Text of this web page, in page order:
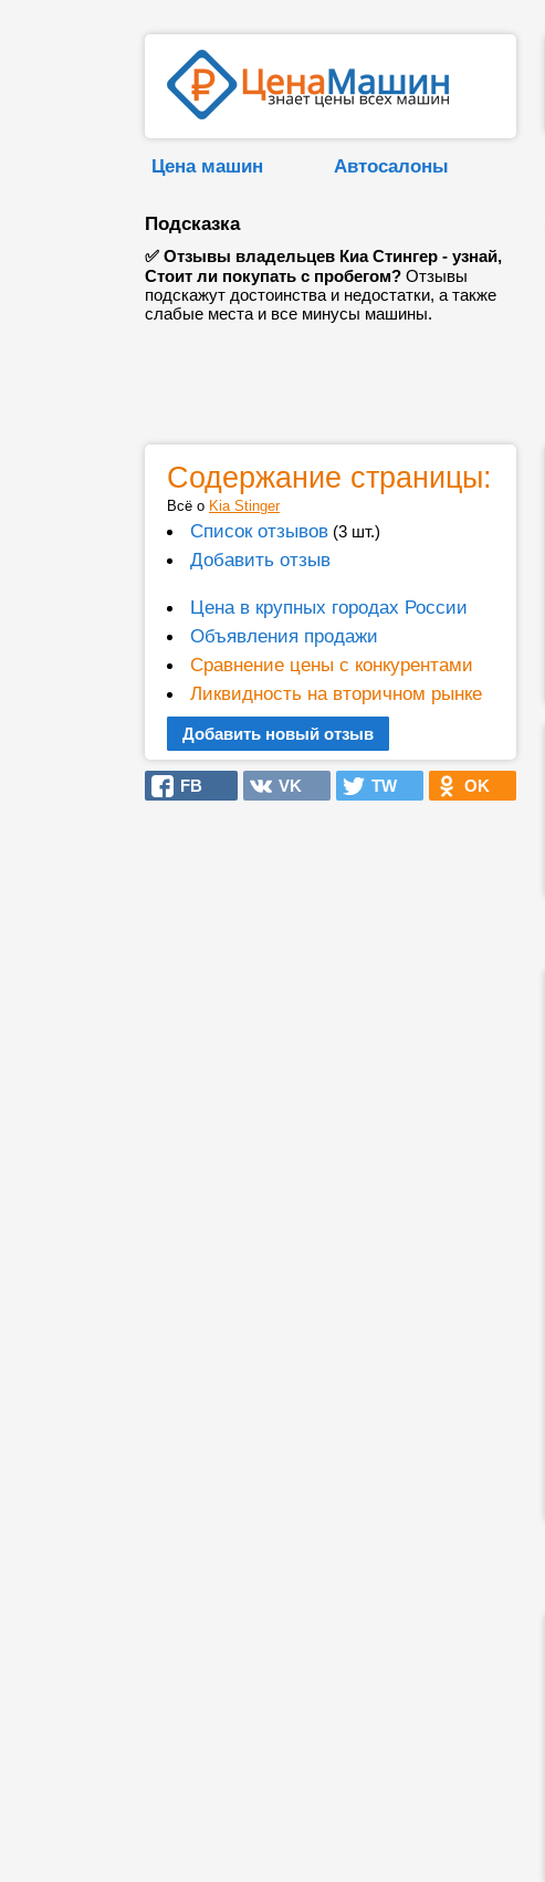
Цена машин Автосалоны
Подсказка
✅ Отзывы владельцев Киа Стингер - узнай,
Стоит ли покупать с пробегом? Отзывы
подскажут достоинства и недостатки, а также
слабые места и все минусы машины.
Содержание страницы:
Всё о Kia Stinger
Список отзывов (3 шт.)
Добавить отзыв
Цена в крупных городах России
Объявления продажи
Сравнение цены с конкурентами
Ликвидность на вторичном рынке
Добавить новый отзыв
FB VK TW OK